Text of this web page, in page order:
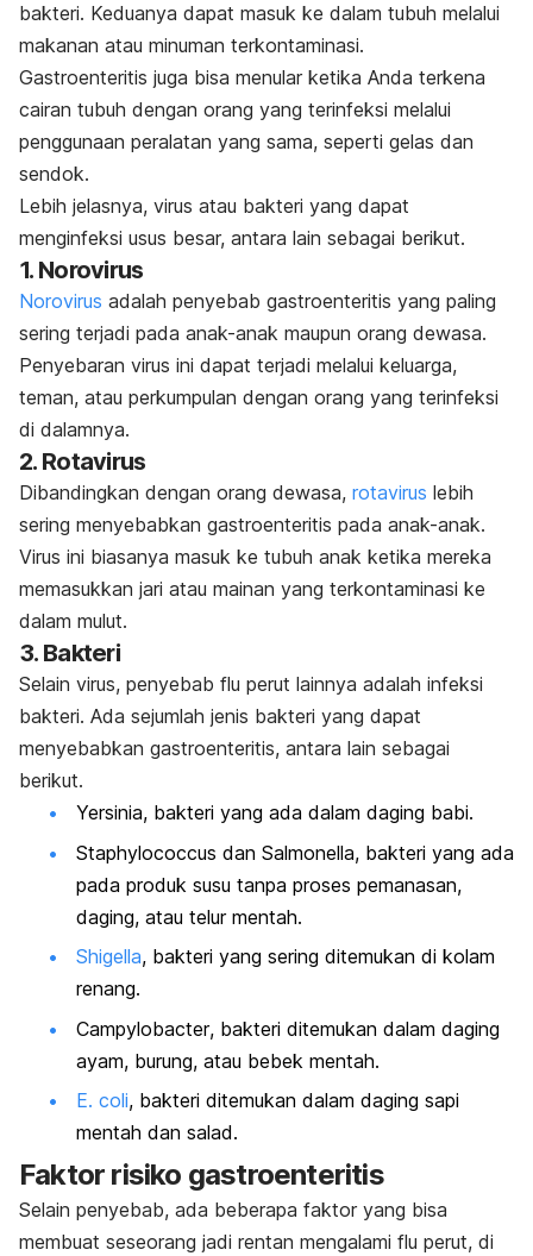
bakteri. Keduanya dapat masuk ke dalam tubuh melalui
makanan atau minuman terkontaminasi.
Gastroenteritis juga bisa menular ketika Anda terkena
cairan tubuh dengan orang yang terinfeksi melalui
penggunaan peralatan yang sama, seperti gelas dan
sendok.
Lebih jelasnya, virus atau bakteri yang dapat
menginfeksi usus besar, antara lain sebagai berikut.
1. Norovirus
Norovirus adalah penyebab gastroenteritis yang paling
sering terjadi pada anak-anak maupun orang dewasa.
Penyebaran virus ini dapat terjadi melalui keluarga,
teman, atau perkumpulan dengan orang yang terinfeksi
di dalamnya.
2. Rotavirus
Dibandingkan dengan orang dewasa, rotavirus lebih
sering menyebabkan gastroenteritis pada anak-anak.
Virus ini biasanya masuk ke tubuh anak ketika mereka
memasukkan jari atau mainan yang terkontaminasi ke
dalam mulut.
3. Bakteri
Selain virus, penyebab flu perut lainnya adalah infeksi
bakteri. Ada sejumlah jenis bakteri yang dapat
menyebabkan gastroenteritis, antara lain sebagai
berikut.
Yersinia, bakteri yang ada dalam daging babi.
Staphylococcus dan Salmonella, bakteri yang ada
pada produk susu tanpa proses pemanasan,
daging, atau telur mentah.
Shigella, bakteri yang sering ditemukan di kolam
renang.
Campylobacter, bakteri ditemukan dalam daging
ayam, burung, atau bebek mentah.
E. coli, bakteri ditemukan dalam daging sapi
mentah dan salad.
Faktor risiko gastroenteritis
Selain penyebab, ada beberapa faktor yang bisa
membuat seseorang jadi rentan mengalami flu perut, di